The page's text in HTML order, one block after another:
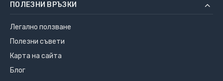
ПОЛЕЗНИ ВРЪЗКИ
Легално ползване
Полезни съвети
Карта на сайта
Блог